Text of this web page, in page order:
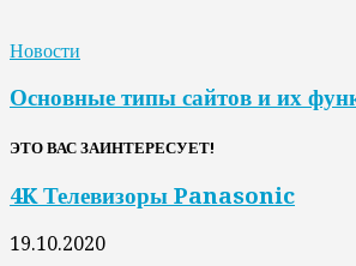
Новости
Основные типы сайтов и их
ЭТО ВАС ЗАИНТЕРЕСУЕТ!
4K Телевизоры Panasonic
19.10.2020